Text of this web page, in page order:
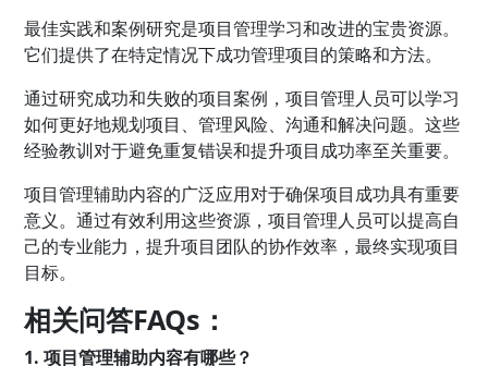
最佳实践和案例研究是项目管理学习和改进的宝贵资源。
它们提供了在特定情况下成功管理项目的策略和方法。
通过研究成功和失败的项目案例，项目管理人员可以学习
如何更好地规划项目、管理风险、沟通和解决问题。这些
经验教训对于避免重复错误和提升项目成功率至关重要。
项目管理辅助内容的广泛应用对于确保项目成功具有重要
意义。通过有效利用这些资源，项目管理人员可以提高自
己的专业能力，提升项目团队的协作效率，最终实现项目
目标。
相关问答FAQs：
1. 项目管理辅助内容有哪些？